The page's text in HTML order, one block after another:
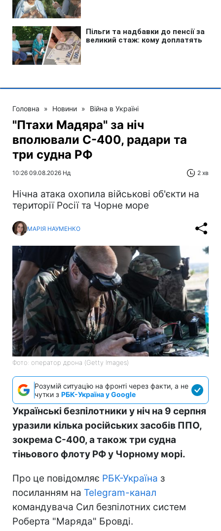
Головна » Новини » Війна в Україні
"Птахи Мадяра" за ніч
вполювали С-400, радари та
три судна РФ
10:26 09.08.2026 Нд 2 хв
Нічна атака охопила військові об'єкти на
території Росії та Чорне море
МАРІЯ НАУМЕНКО
Фото: оператор дрона (Getty Images)
Розумій ситуацію на фронті через факти, а не
чутки з РБК-Україна у Google
Українські безпілотники у ніч на 9 серпня
уразили кілька російських засобів ППО,
зокрема С-400, а також три судна
тіньового флоту РФ у Чорному морі.
Про це повідомляє РБК-Україна з
посиланням на Telegram-канал
командувача Сил безпілотних систем
Роберта "Маряда" Бровді.